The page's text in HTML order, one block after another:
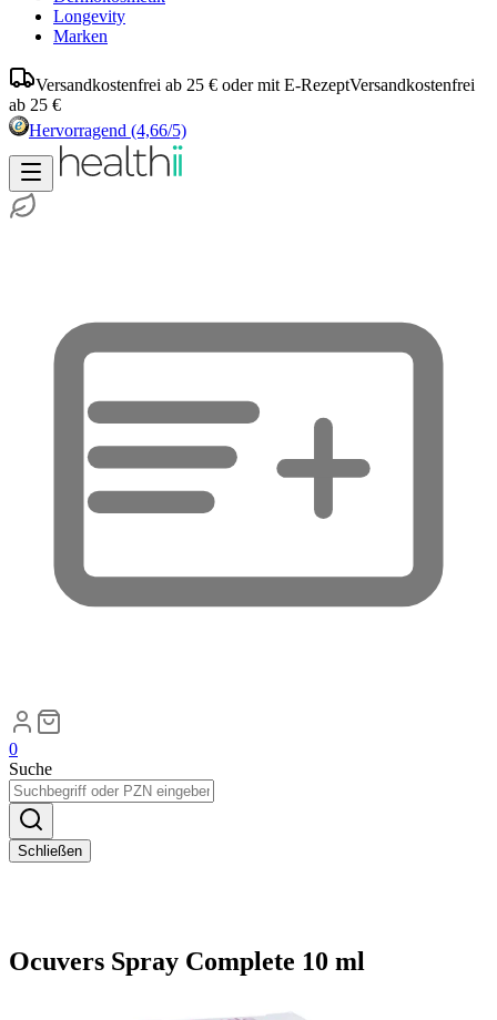
Longevity
Marken
Versandkostenfrei ab 25 € oder mit E-RezeptVersandkostenfrei
ab 25 €
Hervorragend (4,66/5)
0
Suche
Schließen
Ocuvers Spray Complete 10 ml